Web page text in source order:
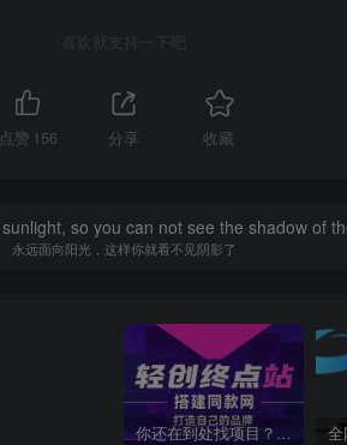
喜欢就支持一下吧
点赞 156 分享 收藏
so you can not see the shadow of
永远面向阳光，这样你就看不见阴影了
你还在到处找项目？还在当韭菜？我靠卖项目一个月收入5万+，曾经我也是个失败者。